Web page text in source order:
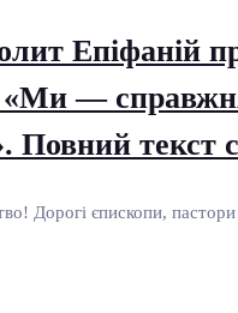
Епіфаній
«Ми —
Повний текст
Дорогі єпископи, пастори